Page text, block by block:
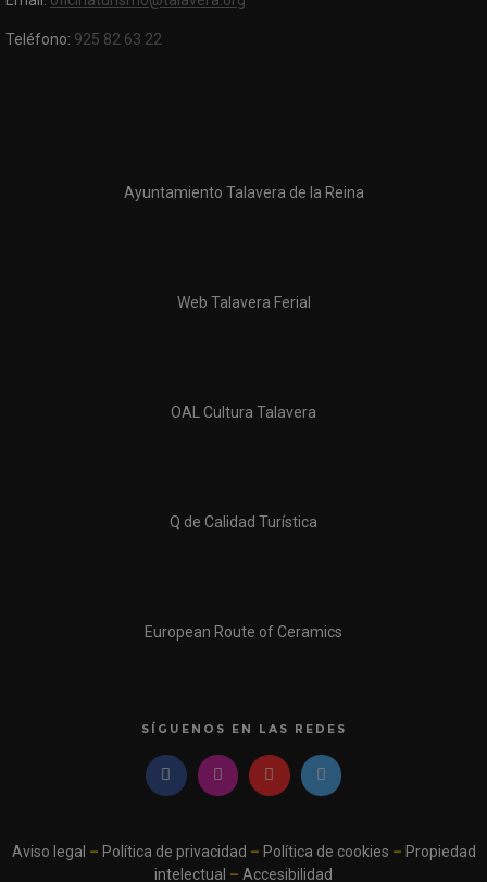
Teléfono: 925 82 63 22
Ayuntamiento Talavera de la Reina
Web Talavera Ferial
OAL Cultura Talavera
Q de Calidad Turística
European Route of Ceramics
SÍGUENOS EN LAS REDES
Aviso legal – Política de privacidad – Política de cookies – Propiedad
intelectual – Accesibilidad